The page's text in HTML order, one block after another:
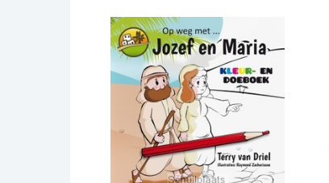
Bijbelstudie
Geloof, duurzaamheid
en mileu
Benodigdheden voor
kerken
Christelijke spellen
Christelijke stripboeken
Sterren
Naam *
E-mail *
Bericht *